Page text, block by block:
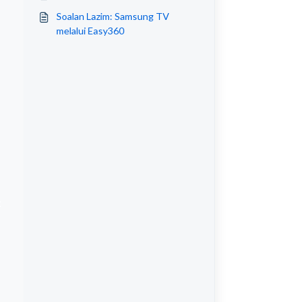
Soalan Lazim: Samsung TV
melalui Easy360